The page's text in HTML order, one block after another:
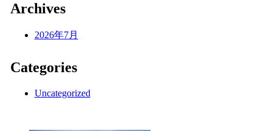
Archives
2026年7月
Categories
Uncategorized